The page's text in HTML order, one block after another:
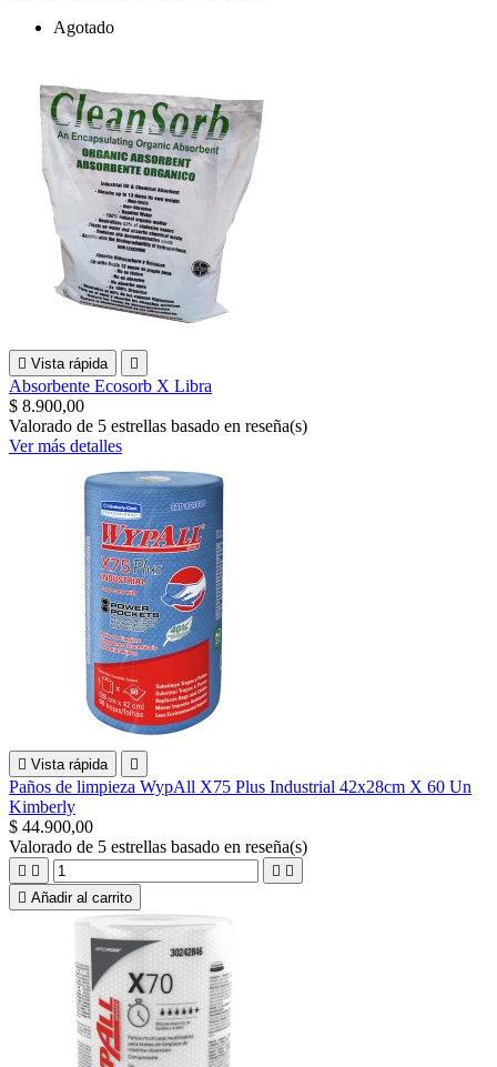
Agotado
 Vista rápida 
Absorbente Ecosorb X Libra
$ 8.900,00
Valorado de 5 estrellas basado en reseña(s)
Ver más detalles
 Vista rápida 
Paños de limpieza WypAll X75 Plus Industrial 42x28cm X 60 Un
Kimberly
$ 44.900,00
Valorado de 5 estrellas basado en reseña(s)
   
 Añadir al carrito